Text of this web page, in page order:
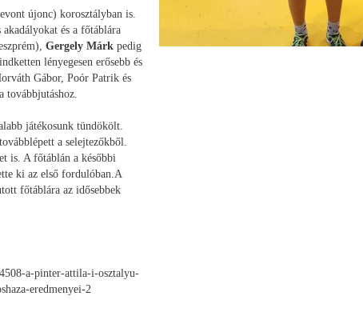
újonc) korosztályban is.
és a főtáblára
Gergely Márk pedig
lényegesen erősebb és
Gábor, Poór Patrik és
továbbjutáshoz.
játékosunk tündökölt.
a selejtezőkből.
is. A főtáblán a későbbi
ki az első fordulóban.A
főtáblára az idősebbek
a-pinter-attila-i-osztalyu-
eredmenyei-2